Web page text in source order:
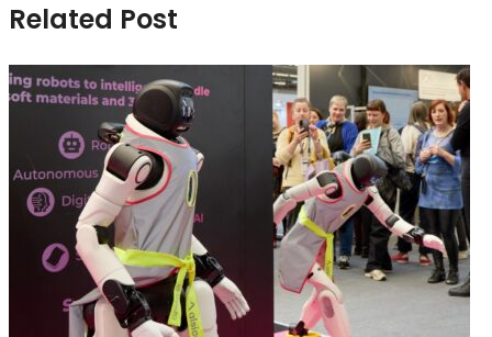
Related Post